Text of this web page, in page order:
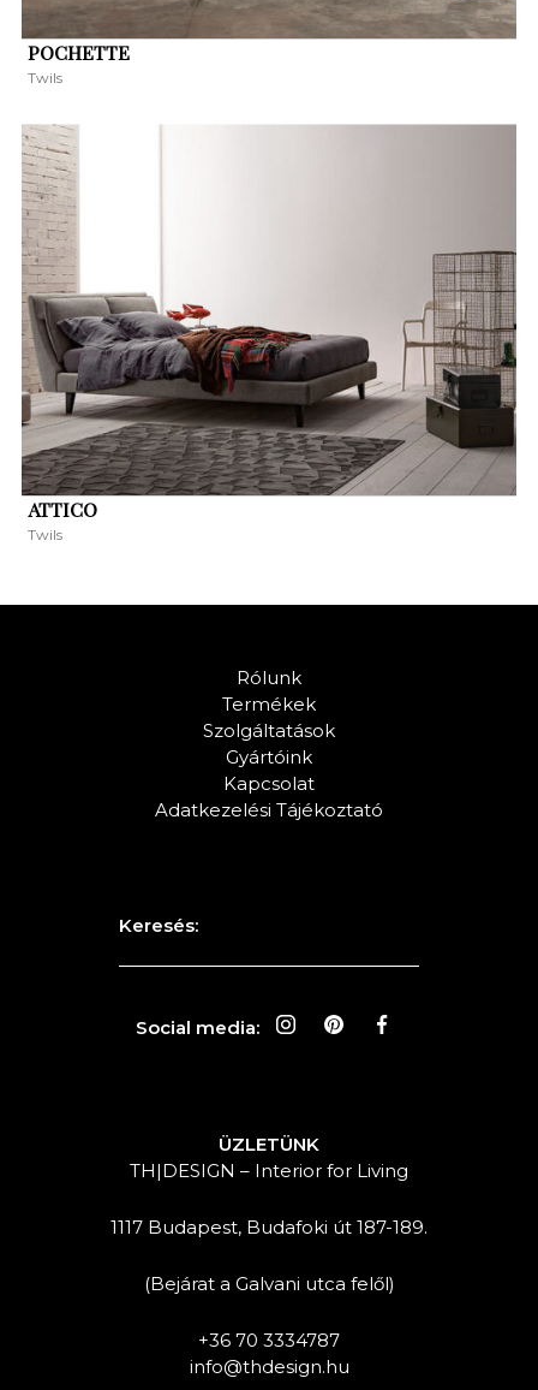
POCHETTE
Twils
ATTICO
Twils
Rólunk
Termékek
Szolgáltatások
Gyártóink
Kapcsolat
Adatkezelési Tájékoztató
Keresés:
Social media:
ÜZLETÜNK
TH|DESIGN – Interior for Living
1117 Budapest, Budafoki út 187-189.
(Bejárat a Galvani utca felől)
+36 70 3334787
info@thdesign.hu